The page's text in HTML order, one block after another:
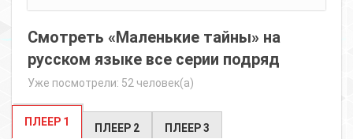
Смотреть «Маленькие тайны» на
русском языке все серии подряд
Уже посмотрели: 52 человек(а)
ПЛЕЕР 1 ПЛЕЕР 2 ПЛЕЕР 3